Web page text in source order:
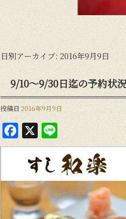
日別アーカイブ: 2016年9月9日
9/10～9/30日迄の予約状
投稿日 2016年9月9日
F
a
e
b
o
X
n
e